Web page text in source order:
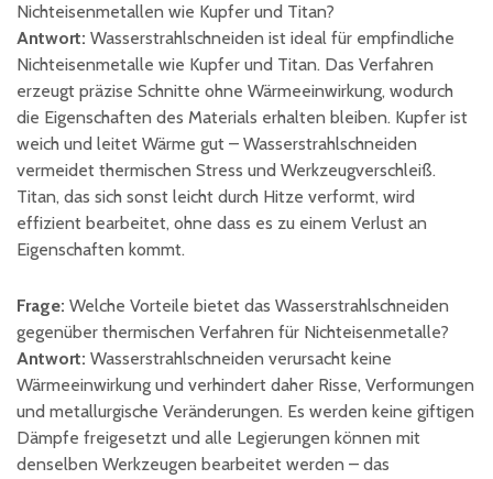
Nichteisenmetallen wie Kupfer und Titan?
Antwort: Wasserstrahlschneiden ist ideal für empfindliche
Nichteisenmetalle wie Kupfer und Titan. Das Verfahren
erzeugt präzise Schnitte ohne Wärmeeinwirkung, wodurch
die Eigenschaften des Materials erhalten bleiben. Kupfer ist
weich und leitet Wärme gut – Wasserstrahlschneiden
vermeidet thermischen Stress und Werkzeugverschleiß.
Titan, das sich sonst leicht durch Hitze verformt, wird
effizient bearbeitet, ohne dass es zu einem Verlust an
Eigenschaften kommt.
Frage: Welche Vorteile bietet das Wasserstrahlschneiden
gegenüber thermischen Verfahren für Nichteisenmetalle?
Antwort: Wasserstrahlschneiden verursacht keine
Wärmeeinwirkung und verhindert daher Risse, Verformungen
und metallurgische Veränderungen. Es werden keine giftigen
Dämpfe freigesetzt und alle Legierungen können mit
denselben Werkzeugen bearbeitet werden – das